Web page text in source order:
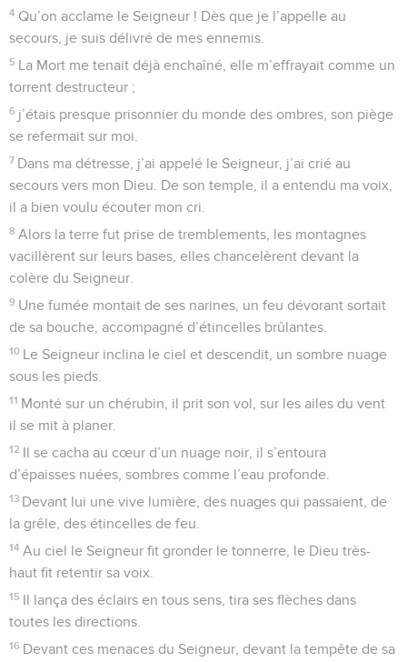
4 Qu’on acclame le Seigneur ! Dès que je l’appelle au
secours, je suis délivré de mes ennemis.
5 La Mort me tenait déjà enchaîné, elle m’effrayait comme un
torrent destructeur ;
6 j’étais presque prisonnier du monde des ombres, son piège
se refermait sur moi.
7 Dans ma détresse, j’ai appelé le Seigneur, j’ai crié au
secours vers mon Dieu. De son temple, il a entendu ma voix,
il a bien voulu écouter mon cri.
8 Alors la terre fut prise de tremblements, les montagnes
vacillèrent sur leurs bases, elles chancelèrent devant la
colère du Seigneur.
9 Une fumée montait de ses narines, un feu dévorant sortait
de sa bouche, accompagné d’étincelles brûlantes.
10 Le Seigneur inclina le ciel et descendit, un sombre nuage
sous les pieds.
11 Monté sur un chérubin, il prit son vol, sur les ailes du vent
il se mit à planer.
12 Il se cacha au cœur d’un nuage noir, il s’entoura
d’épaisses nuées, sombres comme l’eau profonde.
13 Devant lui une vive lumière, des nuages qui passaient, de
la grêle, des étincelles de feu.
14 Au ciel le Seigneur fit gronder le tonnerre, le Dieu très-
haut fit retentir sa voix.
15 Il lança des éclairs en tous sens, tira ses flèches dans
toutes les directions.
16 Devant ces menaces du Seigneur, devant la tempête de sa